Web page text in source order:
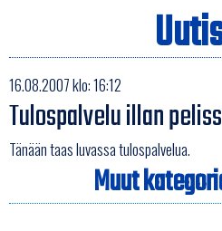
16.08.2007 klo: 16:12
Tulospalvelu illan
Tänään taas luvassa tulospalvelua.
Muut